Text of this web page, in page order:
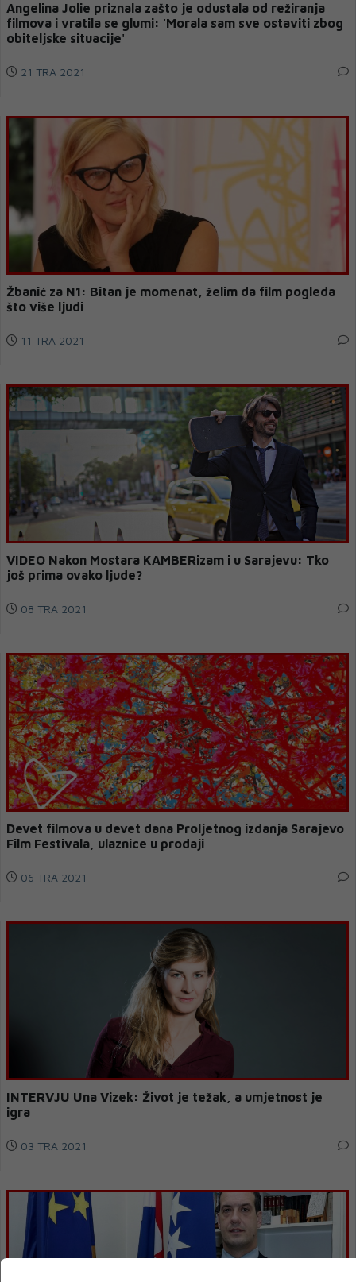
Angelina Jolie priznala zašto je odustala od režiranja
filmova i vratila se glumi: 'Morala sam sve ostaviti zbog
obiteljske situacije'
21 TRA 2021
Žbanić za N1: Bitan je momenat, želim da film pogleda
što više ljudi
11 TRA 2021
VIDEO Nakon Mostara KAMBERizam i u Sarajevu: Tko
još prima ovako ljude?
08 TRA 2021
Devet filmova u devet dana Proljetnog izdanja Sarajevo
Film Festivala, ulaznice u prodaji
06 TRA 2021
INTERVJU Una Vizek: Život je težak, a umjetnost je
igra
03 TRA 2021